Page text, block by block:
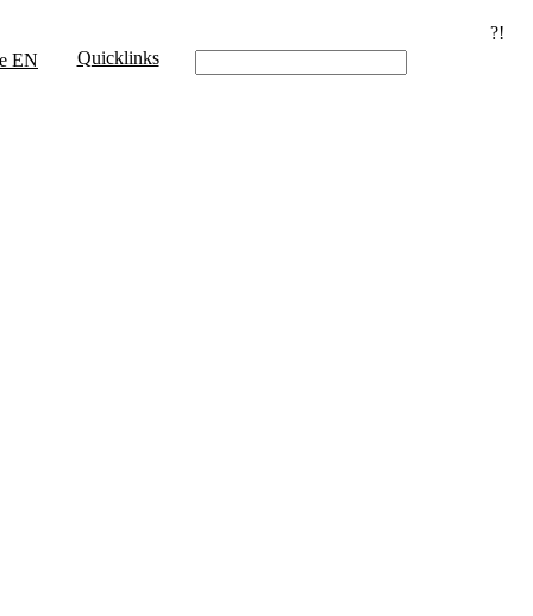
?!
EN Quicklinks